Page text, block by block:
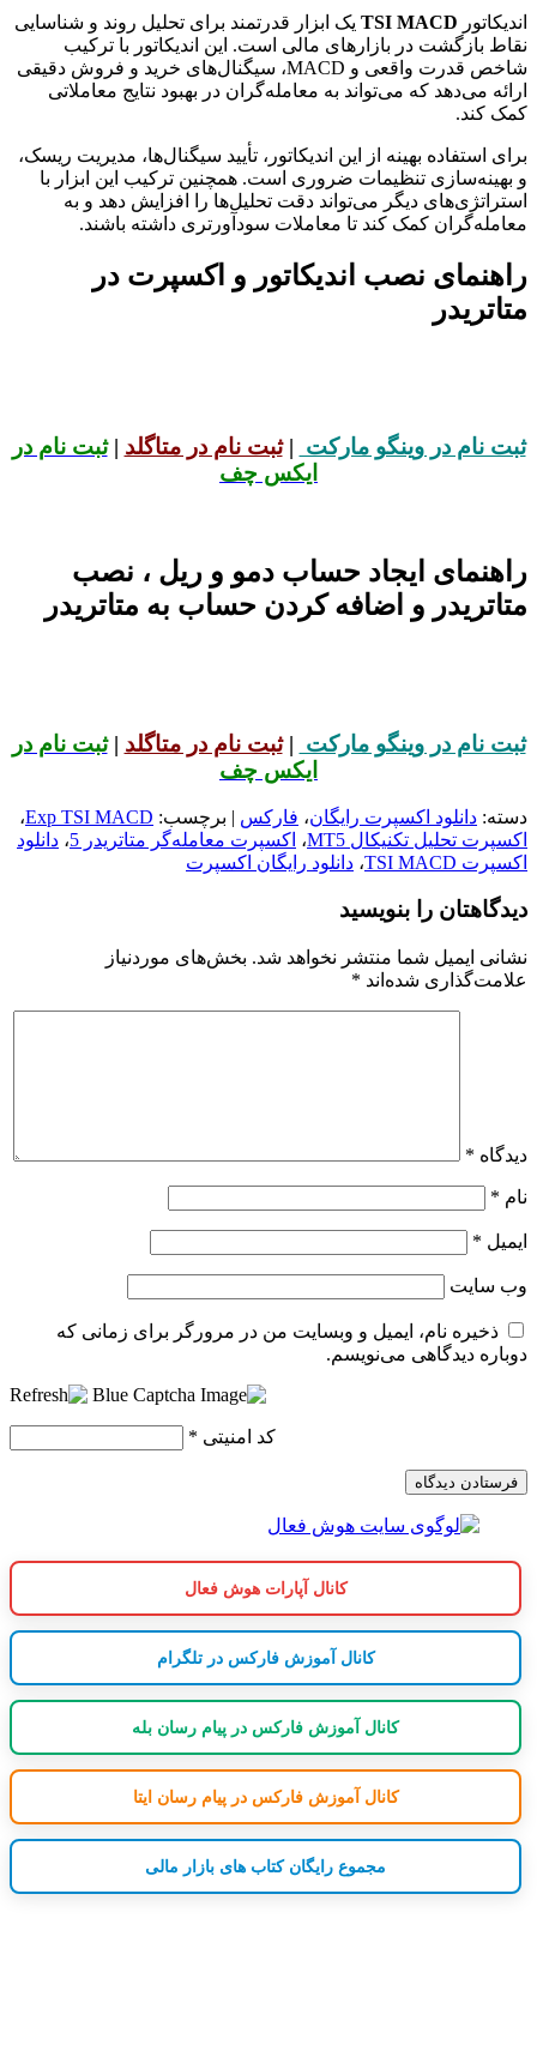
اندیکاتور TSI MACD یک ابزار قدرتمند برای تحلیل روند و شناسایی
نقاط بازگشت در بازارهای مالی است. این اندیکاتور با ترکیب
شاخص قدرت واقعی و MACD، سیگنال‌های خرید و فروش دقیقی
ارائه می‌دهد که می‌تواند به معامله‌گران در بهبود نتایج معاملاتی
کمک کند.
برای استفاده بهینه از این اندیکاتور، تأیید سیگنال‌ها، مدیریت ریسک،
و بهینه‌سازی تنظیمات ضروری است. همچنین ترکیب این ابزار با
استراتژی‌های دیگر می‌تواند دقت تحلیل‌ها را افزایش دهد و به
معامله‌گران کمک کند تا معاملات سودآورتری داشته باشند.
راهنمای نصب اندیکاتور و اکسپرت در
متاتریدر
ثبت نام در وینگو مارکت |ثبت نام در متاگلد |ثبت نام در
ایکس چف
راهنمای ایجاد حساب دمو و ریل ، نصب
متاتریدر و اضافه کردن حساب به متاتریدر
ثبت نام در وینگو مارکت |ثبت نام در متاگلد |ثبت نام در
ایکس چف
دسته: دانلود اکسپرت رایگان، فارکس | برچسب: Exp TSI MACD،
اکسپرت تحلیل تکنیکال MT5
، اکسپرت معامله‌گر متاتریدر 5 ، دانلود
اکسپرت TSI MACD
، دانلود رایگان اکسپرت
دیدگاهتان را بنویسید
نشانی ایمیل شما منتشر نخواهد شد. بخش‌های موردنیاز
علامت‌گذاری شده‌اند *
دیدگاه *
نام *
ایمیل *
وب‌ سایت
ذخیره نام، ایمیل و وبسایت من در مرورگر برای زمانی که
دوباره دیدگاهی می‌نویسم.
کد امنیتی *
کانال آپارات هوش فعال
کانال آموزش فارکس در تلگرام
کانال آموزش فارکس در پیام رسان بله
کانال آموزش فارکس در پیام رسان ایتا
مجموع رایگان کتاب های بازار مالی